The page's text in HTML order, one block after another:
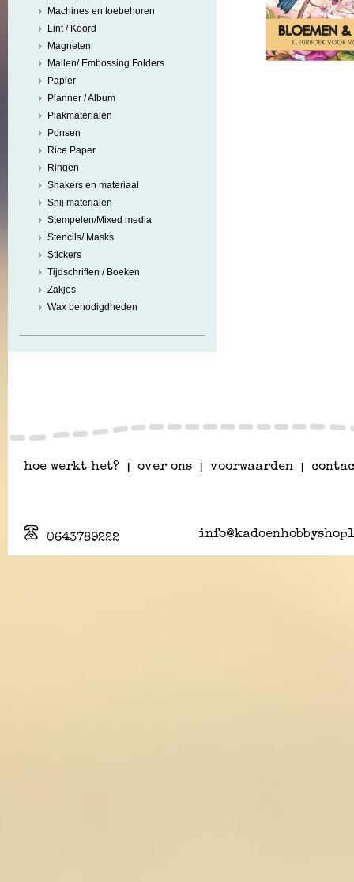
Machines en toebehoren
Lint / Koord
Magneten
Mallen/ Embossing Folders
Papier
Planner / Album
Plakmaterialen
Ponsen
Rice Paper
Ringen
Shakers en materiaal
Snij materialen
Stempelen/Mixed media
Stencils/ Masks
Stickers
Tijdschriften / Boeken
Zakjes
Wax benodigdheden
hoe werkt het? over ons voorwaarden
0643789222